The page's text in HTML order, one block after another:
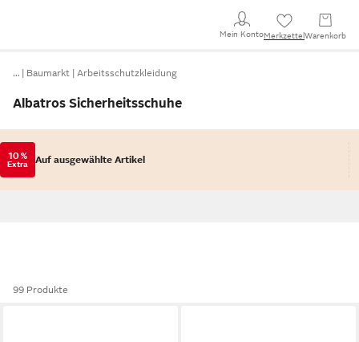
Mein KontoMerkzettel Warenkorb
… Baumarkt Arbeitsschutzkleidung
Albatros Sicherheitsschuhe
10 %
Extra Auf ausgewählte Artikel
99 Produkte